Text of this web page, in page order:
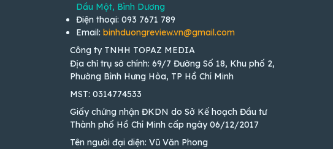
Dầu Một, Bình Dương
Điện thoại: 093 7671 789
Email: binhduongreview.vn@gmail.com
Công ty TNHH TOPAZ MEDIA
Địa chỉ trụ sở chính: 69/7 Đường Số 18, Khu phố 2,
Phường Bình Hưng Hòa, TP Hồ Chí Minh
MST: 0314774533
Giấy chứng nhận ĐKDN do Sở Kế hoạch Đầu tư
Thành phố Hồ Chí Minh cấp ngày 06/12/2017
Tên người đại diện: Vũ Văn Phong